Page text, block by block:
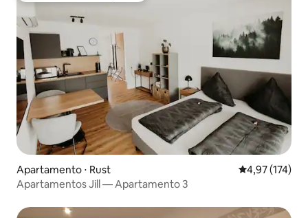
Apartamento ⋅ Rust 4,97 de uma
4,97 (174)
Apartamentos Jill — Apartamento 3